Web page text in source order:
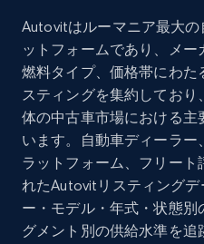
Social media
8.3K+ 963+
Youtube - Videos posts
URL, Title, Youtuber,
Video length, Likes,
Autovitはルーマニア最大
ットフォームであり、メー
燃料タイプ、価格帯にわた
スティングを集約してお
体の中古車市場における主
います。自動車ディーラ
ラットフォーム、フリート
れたAutovitリスティング
ー・モデル・年式・状態
グメント別の供給水準を